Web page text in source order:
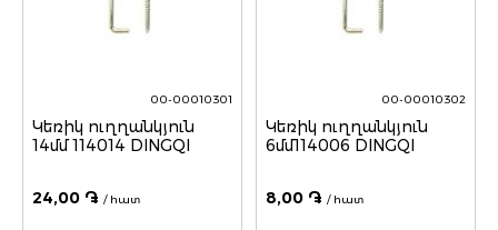
00-00010301
Կեռիկ ուղղանկյուն
14մմ 114014 DINGQI
24,00 ֏ / հատ
00-00010302
Կեռիկ ուղղանկյուն
6մմ114006 DINGQI
8,00 ֏ / հատ